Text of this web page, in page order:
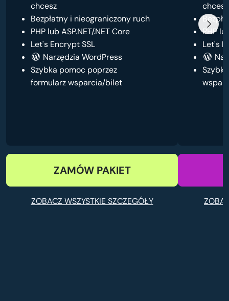
chcesz
Bezpłatny i nieograniczony ruch
PHP lub ASP.NET/.NET Core
Let's Encrypt SSL
Narzędzia WordPress
Szybka pomoc poprzez
formularz wsparcia/bilet
ZAMÓW PAKIET
ZOBACZ WSZYSTKIE SZCZEGÓŁY
chcesz
PHP
Let's